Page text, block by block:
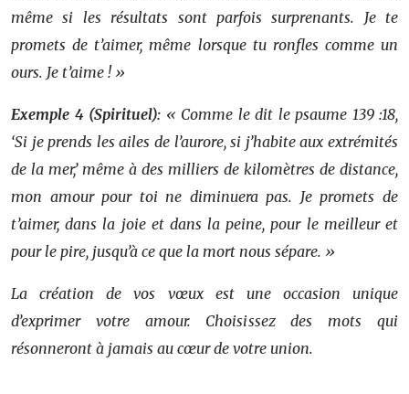
même si les résultats sont parfois surprenants. Je te
promets de t’aimer, même lorsque tu ronfles comme un
ours. Je t’aime ! »
Exemple 4 (Spirituel): « Comme le dit le psaume 139 :18,
‘Si je prends les ailes de l’aurore, si j’habite aux extrémités
de la mer,’ même à des milliers de kilomètres de distance,
mon amour pour toi ne diminuera pas. Je promets de
t’aimer, dans la joie et dans la peine, pour le meilleur et
pour le pire, jusqu’à ce que la mort nous sépare. »
La création de vos vœux est une occasion unique
d’exprimer votre amour. Choisissez des mots qui
résonneront à jamais au cœur de votre union.